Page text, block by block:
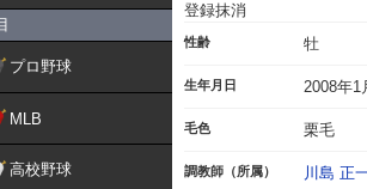
プロ野球
MLB
高校野球
登録抹消
性齢 牡
生年月日 2008年1
毛色 栗毛
調教師（所属） 川島 正